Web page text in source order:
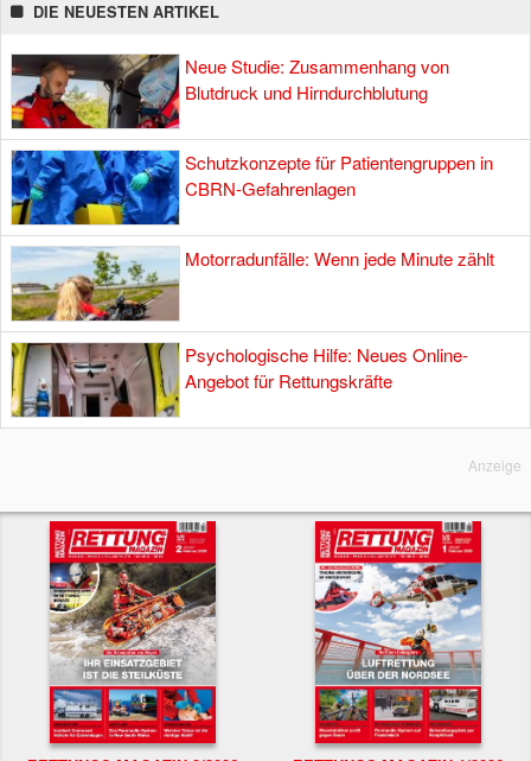
DIE NEUESTEN ARTIKEL
Neue Studie: Zusammenhang von
Blutdruck und Hirndurchblutung
Schutzkonzepte für Patientengruppen in
CBRN-Gefahrenlagen
Motorradunfälle: Wenn jede Minute zählt
Psychologische Hilfe: Neues Online-
Angebot für Rettungskräfte
Anzeige